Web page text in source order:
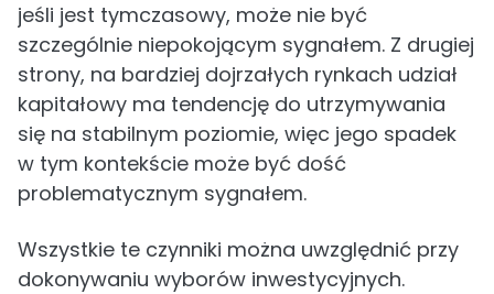
jeśli jest tymczasowy, może nie być
szczególnie niepokojącym sygnałem. Z drugiej
strony, na bardziej dojrzałych rynkach udział
kapitałowy ma tendencję do utrzymywania
się na stabilnym poziomie, więc jego spadek
w tym kontekście może być dość
problematycznym sygnałem.
Wszystkie te czynniki można uwzględnić przy
dokonywaniu wyborów inwestycyjnych.